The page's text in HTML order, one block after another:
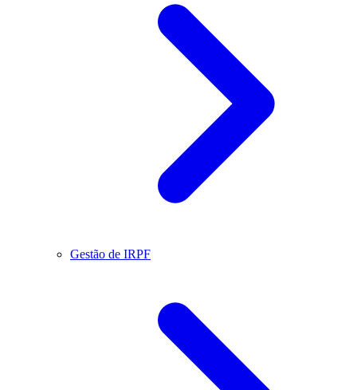
Gestão de IRPF